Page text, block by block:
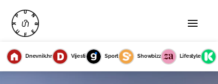
Dnevnik.hr Vijesti Sport Showbizz Lifestyle